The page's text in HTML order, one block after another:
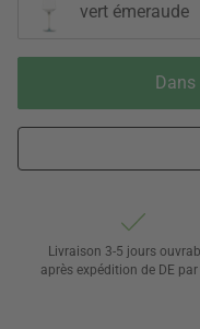
vert émeraude
Dans
Livraison 3-5 jours
après expédition de DE par